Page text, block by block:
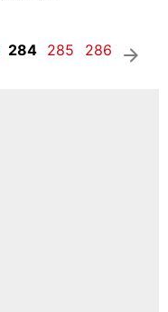
284 285
286
arrow_right